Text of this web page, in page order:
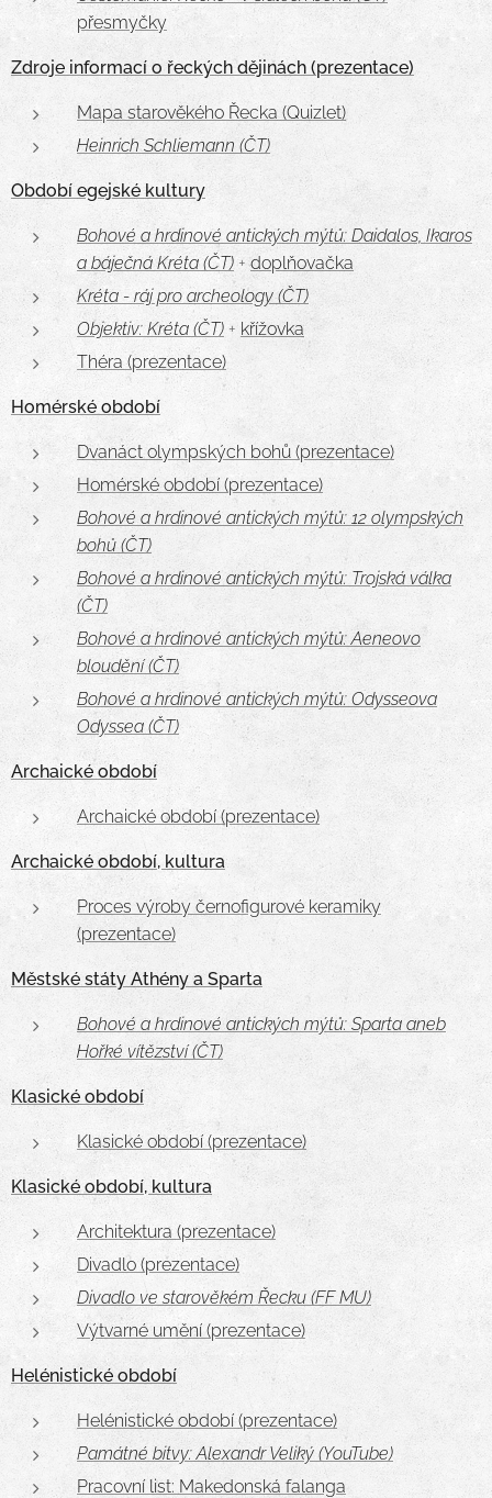
přesmyčky
Zdroje informací o řeckých dějinách (prezentace)
Mapa starověkého Řecka (Quizlet)
Heinrich Schliemann (ČT)
Období egejské kultury
Bohové a hrdinové antických mýtů: Daidalos, Ikaros
a báječná Kréta (ČT) +doplňovačka
Kréta - ráj pro archeology (ČT)
Objektiv: Kréta (ČT) + křížovka
Théra (prezentace)
Homérské období
Dvanáct olympských bohů (prezentace)
Homérské období (prezentace)
Bohové a hrdinové antických mýtů: 12 olympských
bohů (ČT)
Bohové a hrdinové antických mýtů: Trojská válka
(ČT)
Bohové a hrdinové antických mýtů: Aeneovo
bloudění (ČT)
Bohové a hrdinové antických mýtů: Odysseova
Odyssea (ČT)
Archaické období
Archaické období (prezentace)
Archaické období, kultura
Proces výroby černofigurové keramiky
(prezentace)
Městské státy Athény a Sparta
Bohové a hrdinové antických mýtů: Sparta aneb
Hořké vítězství (ČT)
Klasické období
Klasické období (prezentace)
Klasické období, kultura
Architektura (prezentace)
Divadlo (prezentace)
Divadlo ve starověkém Řecku (FF MU)
Výtvarné umění (prezentace)
Helénistické období
Helénistické období (prezentace)
Památné bitvy: Alexandr Veliký (YouTube)
Pracovní list: Makedonská falanga